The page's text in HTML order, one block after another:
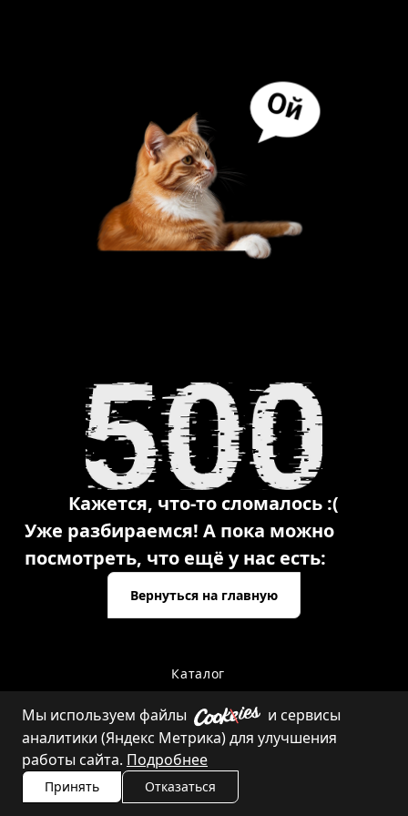
Кажется, что-то сломалось :(
Уже разбираемся! А пока можно
посмотреть, что ещё у нас есть:
Вернуться на главную
Каталог
Контакты
Мы используем файлы
и сервисы
аналитики (Яндекс Метрика) для улучшения
работы сайта. Подробнее
Принять Отказаться